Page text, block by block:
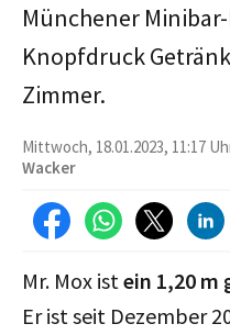
Münchener
Knopfdruck
Zimmer.
Mittwoch, 18.01.2023, 11:17
Wacker
Mr. Mox ist ein 1,20 m
Er ist seit Dezember